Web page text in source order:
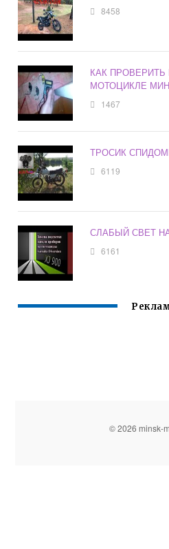
8458
КАК ПРОВЕРИТЬ
МОТОЦИКЛЕ
1467
ТРОСИК
6119
СЛАБЫЙ СВЕТ
6161
© 2026 minsk-